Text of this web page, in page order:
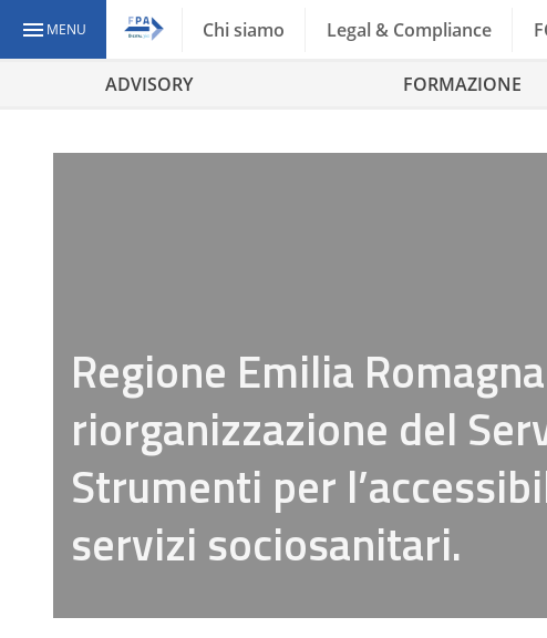
MENU Chi siamo Legal & Compliance
ADVISORY FORMAZIONE
Regione Emilia
riorganizzazione del
Strumenti per
servizi sociosanitari.